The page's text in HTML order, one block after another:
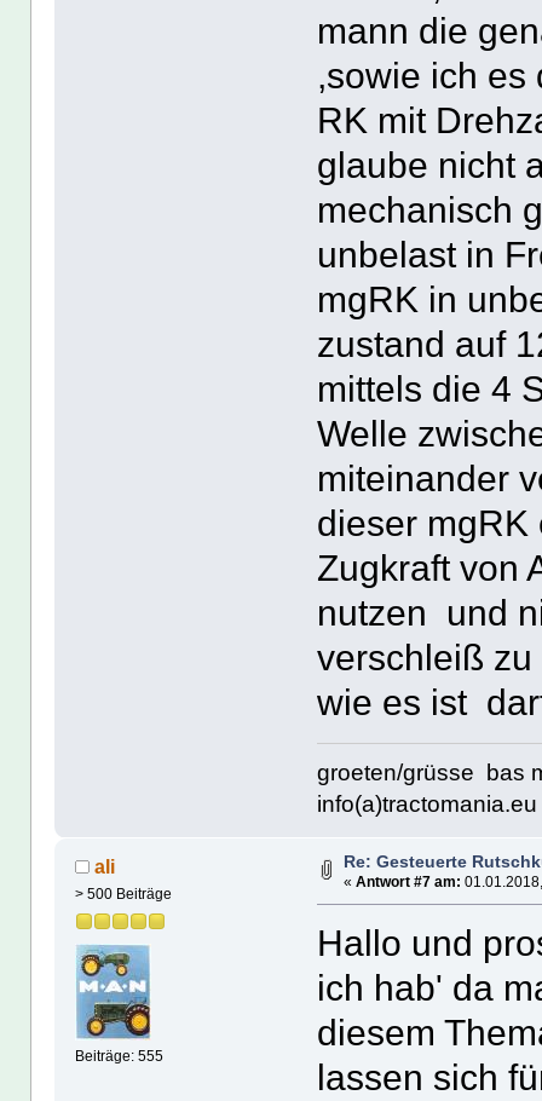
mann die
,sowie ich es
RK mit
glaube nicht
mechanisch
unbelast in
mgRK in
zustand auf
mittels die 4
Welle
miteinander
dieser mgRK
Zugkraft von
nutzen und
verschleiß
wie es ist
groeten/grüsse bas
info(a)tractomania.eu
ali
> 500 Beiträge
Beiträge: 555
Re: Gesteuerte
« Antwort #7 am:
Hallo und
ich hab' da
diesem
lassen sich